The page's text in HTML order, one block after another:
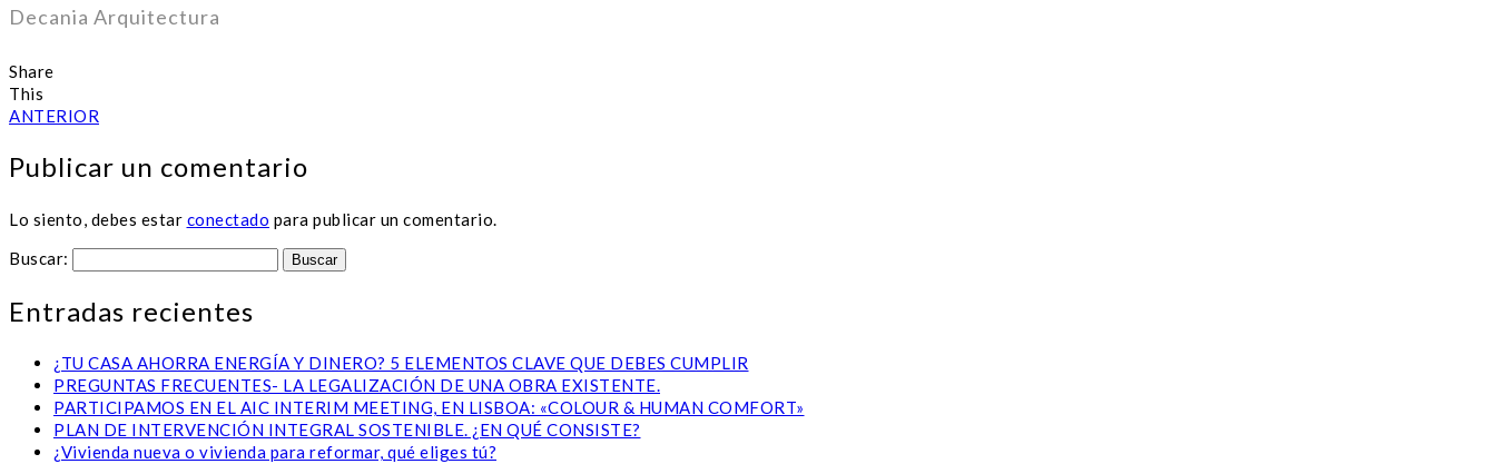
Decania Arquitectura
Share
This
ANTERIOR
Publicar un comentario
Lo siento, debes estar conectado para publicar un comentario.
Buscar:
Entradas recientes
¿TU CASA AHORRA ENERGÍA Y DINERO? 5 ELEMENTOS CLAVE QUE DEBES CUMPLIR
PREGUNTAS FRECUENTES- LA LEGALIZACIÓN DE UNA OBRA EXISTENTE.
PARTICIPAMOS EN EL AIC INTERIM MEETING, EN LISBOA: «COLOUR & HUMAN COMFORT»
PLAN DE INTERVENCIÓN INTEGRAL SOSTENIBLE. ¿EN QUÉ CONSISTE?
¿Vivienda nueva o vivienda para reformar, qué eliges tú?